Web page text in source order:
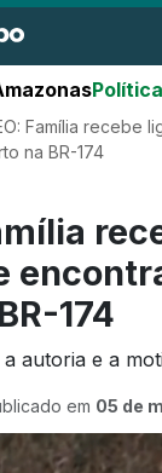
Política
Família recebe
na BR-174
174
autoria e a
em 05 de